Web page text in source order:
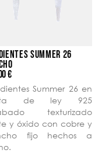
SUMMER 26
€
Summer 26 en
de ley 925
texturizado
y óxido con cobre y
fijo hechos a